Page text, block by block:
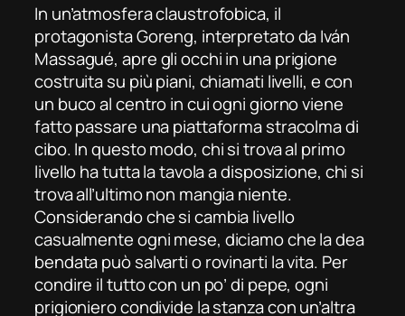
In un’atmosfera claustrofobica, il
protagonista Goreng, interpretato da Iván
Massagué, apre gli occhi in una prigione
costruita su più piani, chiamati livelli, e con
un buco al centro in cui ogni giorno viene
fatto passare una piattaforma stracolma di
cibo. In questo modo, chi si trova al primo
livello ha tutta la tavola a disposizione, chi si
trova all’ultimo non mangia niente.
Considerando che si cambia livello
casualmente ogni mese, diciamo che la dea
bendata può salvarti o rovinarti la vita. Per
condire il tutto con un po’ di pepe, ogni
prigioniero condivide la stanza con un’altra